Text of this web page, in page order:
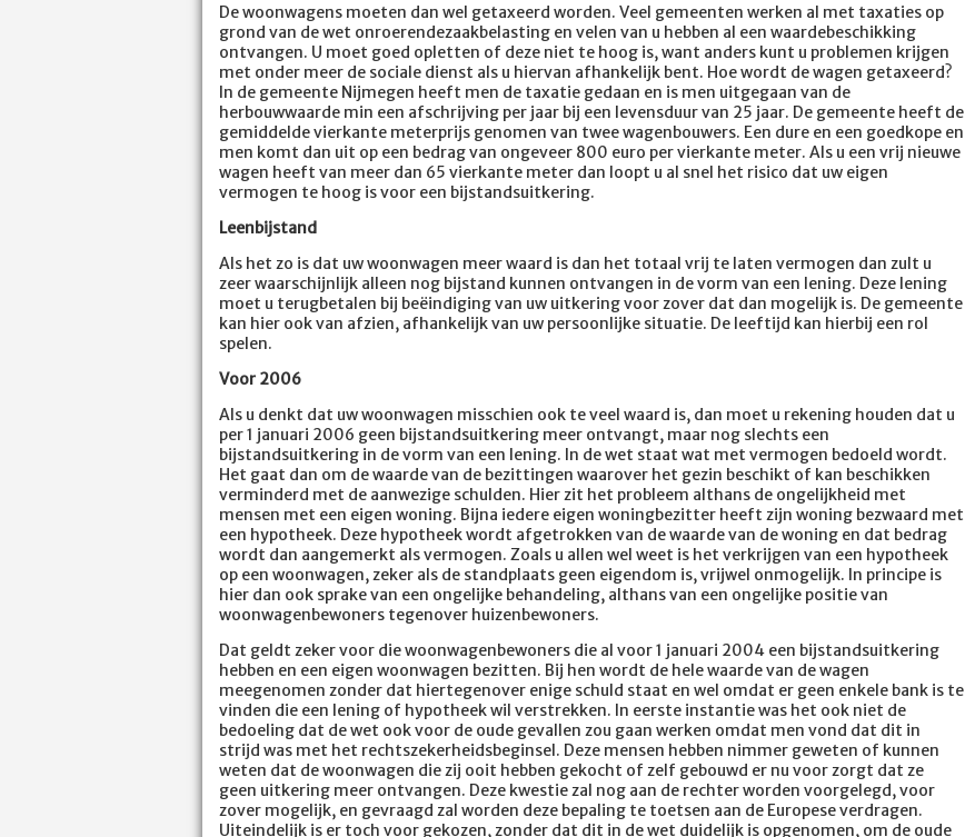
De woonwagens moeten dan wel getaxeerd worden. Veel gemeenten werken al met taxaties op
grond van de wet onroerendezaakbelasting en velen van u hebben al een waardebeschikking
ontvangen. U moet goed opletten of deze niet te hoog is, want anders kunt u problemen krijgen
met onder meer de sociale dienst als u hiervan afhankelijk bent. Hoe wordt de wagen getaxeerd?
In de gemeente Nijmegen heeft men de taxatie gedaan en is men uitgegaan van de
herbouwwaarde min een afschrijving per jaar bij een levensduur van 25 jaar. De gemeente heeft de
gemiddelde vierkante meterprijs genomen van twee wagenbouwers. Een dure en een goedkope en
men komt dan uit op een bedrag van ongeveer 800 euro per vierkante meter. Als u een vrij nieuwe
wagen heeft van meer dan 65 vierkante meter dan loopt u al snel het risico dat uw eigen
vermogen te hoog is voor een bijstandsuitkering.
Leenbijstand
Als het zo is dat uw woonwagen meer waard is dan het totaal vrij te laten vermogen dan zult u
zeer waarschijnlijk alleen nog bijstand kunnen ontvangen in de vorm van een lening. Deze lening
moet u terugbetalen bij beëindiging van uw uitkering voor zover dat dan mogelijk is. De gemeente
kan hier ook van afzien, afhankelijk van uw persoonlijke situatie. De leeftijd kan hierbij een rol
spelen.
Voor 2006
Als u denkt dat uw woonwagen misschien ook te veel waard is, dan moet u rekening houden dat u
per 1 januari 2006 geen bijstandsuitkering meer ontvangt, maar nog slechts een
bijstandsuitkering in de vorm van een lening. In de wet staat wat met vermogen bedoeld wordt.
Het gaat dan om de waarde van de bezittingen waarover het gezin beschikt of kan beschikken
verminderd met de aanwezige schulden. Hier zit het probleem althans de ongelijkheid met
mensen met een eigen woning. Bijna iedere eigen woningbezitter heeft zijn woning bezwaard met
een hypotheek. Deze hypotheek wordt afgetrokken van de waarde van de woning en dat bedrag
wordt dan aangemerkt als vermogen. Zoals u allen wel weet is het verkrijgen van een hypotheek
op een woonwagen, zeker als de standplaats geen eigendom is, vrijwel onmogelijk. In principe is
hier dan ook sprake van een ongelijke behandeling, althans van een ongelijke positie van
woonwagenbewoners tegenover huizenbewoners.
Dat geldt zeker voor die woonwagenbewoners die al voor 1 januari 2004 een bijstandsuitkering
hebben en een eigen woonwagen bezitten. Bij hen wordt de hele waarde van de wagen
meegenomen zonder dat hiertegenover enige schuld staat en wel omdat er geen enkele bank is te
vinden die een lening of hypotheek wil verstrekken. In eerste instantie was het ook niet de
bedoeling dat de wet ook voor de oude gevallen zou gaan werken omdat men vond dat dit in
strijd was met het rechtszekerheidsbeginsel. Deze mensen hebben nimmer geweten of kunnen
weten dat de woonwagen die zij ooit hebben gekocht of zelf gebouwd er nu voor zorgt dat ze
geen uitkering meer ontvangen. Deze kwestie zal nog aan de rechter worden voorgelegd, voor
zover mogelijk, en gevraagd zal worden deze bepaling te toetsen aan de Europese verdragen.
Uiteindelijk is er toch voor gekozen, zonder dat dit in de wet duidelijk is opgenomen, om de oude